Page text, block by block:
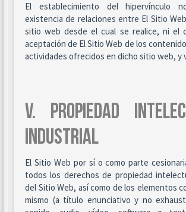
El establecimiento del hipervínculo
existencia de relaciones entre El Sitio
sitio web desde el cual se realice, ni el
aceptación de El Sitio Web de los
actividades ofrecidos en dicho sitio web, y
V. PROPIEDAD
INDUSTRIAL
El Sitio Web por sí o como parte
todos los derechos de propiedad
del Sitio Web, así como de los elementos
mismo (a título enunciativo y no